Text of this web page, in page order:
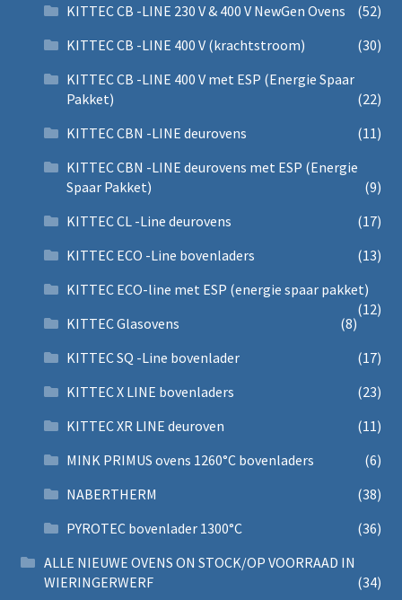
KITTEC CB -LINE 230 V & 400 V NewGen Ovens
(52)
KITTEC CB -LINE 400 V (krachtstroom)
(30)
KITTEC CB -LINE 400 V met ESP (Energie Spaar
Pakket)
(22)
KITTEC CBN -LINE deurovens
(11)
KITTEC CBN -LINE deurovens met ESP (Energie
Spaar Pakket)
(9)
KITTEC CL -Line deurovens
(17)
KITTEC ECO -Line bovenladers
(13)
KITTEC ECO-line met ESP (energie spaar pakket)
(12)
KITTEC Glasovens
(8)
KITTEC SQ -Line bovenlader
(17)
KITTEC X LINE bovenladers
(23)
KITTEC XR LINE deuroven
(11)
MINK PRIMUS ovens 1260°C bovenladers
(6)
NABERTHERM
(38)
PYROTEC bovenlader 1300°C
(36)
ALLE NIEUWE OVENS ON STOCK/OP VOORRAAD IN
WIERINGERWERF
(34)